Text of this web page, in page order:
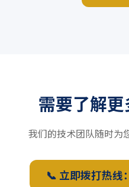
需要了解更
我们的技术团队随时为
📞 立即拨打热线